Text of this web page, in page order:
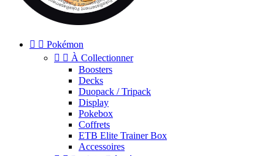
  Pokémon
  À Collectionner
Boosters
Decks
Duopack / Tripack
Display
Pokebox
Coffrets
ETB Elite Trainer Box
Accessoires